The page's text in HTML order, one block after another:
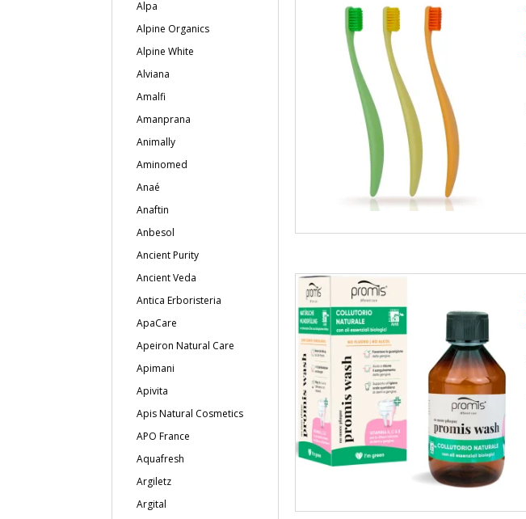
Alpa
Alpine Organics
Alpine White
Alviana
Amalfi
Amanprana
Animally
Aminomed
Anaé
Anaftin
Anbesol
Ancient Purity
Ancient Veda
Antica Erboristeria
ApaCare
Apeiron Natural Care
Apimani
Apivita
Apis Natural Cosmetics
APO France
Aquafresh
Argiletz
Argital